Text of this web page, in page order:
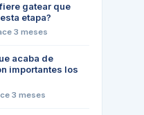
gatear que
etapa?
3 meses
acaba de
importantes los
3 meses